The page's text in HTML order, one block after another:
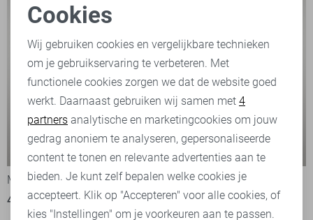
McGregor Polo
40,00 79,95
McGregor Polo
40,00 79,95
Noodzakelijke cookies
Personalisatie cookies
Analytische cookies
Marketing cookies
Cookies
Wij gebruiken cookies en vergelijkbare technieken
om je gebruikservaring te verbeteren. Met
functionele cookies zorgen we dat de website goed
werkt. Daarnaast gebruiken wij samen met 4
partners analytische en marketingcookies om jouw
gedrag anoniem te analyseren, gepersonaliseerde
content te tonen en relevante advertenties aan te
bieden. Je kunt zelf bepalen welke cookies je
accepteert. Klik op "Accepteren" voor alle cookies, of
kies "Instellingen" om je voorkeuren aan te passen.